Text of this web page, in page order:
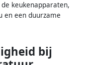
keukenapparaten,
en een duurzame
bij